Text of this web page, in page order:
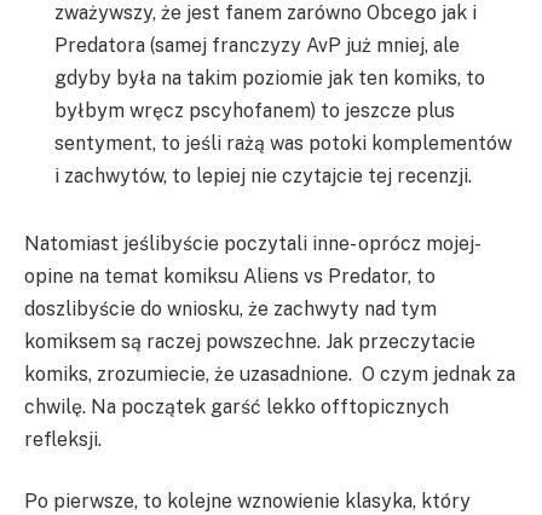
zważywszy, że jest fanem zarówno Obcego jak i
Predatora (samej franczyzy AvP już mniej, ale
gdyby była na takim poziomie jak ten komiks, to
byłbym wręcz pscyhofanem) to jeszcze plus
sentyment, to jeśli rażą was potoki komplementów
i zachwytów, to lepiej nie czytajcie tej recenzji.
Natomiast jeślibyście poczytali inne- oprócz mojej-
opine na temat komiksu Aliens vs Predator, to
doszlibyście do wniosku, że zachwyty nad tym
komiksem są raczej powszechne. Jak przeczytacie
komiks, zrozumiecie, że uzasadnione. O czym jednak za
chwilę. Na początek garść lekko offtopicznych
refleksji.
Po pierwsze, to kolejne wznowienie klasyka, który